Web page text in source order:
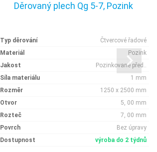
Děrovaný plech Qg 5-7, Pozink
Typ děrování
Čtvercové řadové
Materiál
Pozink
Jakost
Pozinkované před..
Síla materiálu
1 mm
Rozměr
1250 x 2500 mm
Otvor
5, 00 mm
Rozteč
7, 00 mm
Povrch
Bez úpravy
Dostupnost
výroba do 2 týdnů